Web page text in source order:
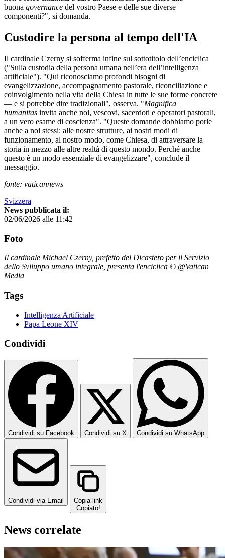
buona governance del vostro Paese e delle sue diverse
componenti?", si domanda.
Custodire la persona al tempo dell'IA
Il cardinale Czerny si sofferma infine sul sottotitolo dell’enciclica
("Sulla custodia della persona umana nell’era dell’intelligenza
artificiale"). "Qui riconosciamo profondi bisogni di
evangelizzazione, accompagnamento pastorale, riconciliazione e
coinvolgimento nella vita della Chiesa in tutte le sue forme concrete
— e si potrebbe dire tradizionali", osserva. "Magnifica
humanitas invita anche noi, vescovi, sacerdoti e operatori pastorali,
a un vero esame di coscienza". "Queste domande dobbiamo porle
anche a noi stessi: alle nostre strutture, ai nostri modi di
funzionamento, al nostro modo, come Chiesa, di attraversare la
storia in mezzo alle altre realtà di questo mondo. Perché anche
questo è un modo essenziale di evangelizzare", conclude il
messaggio.
fonte: vaticannews
Svizzera
News pubblicata il:
02/06/2026 alle 11:42
Foto
Il cardinale Michael Czerny, prefetto del Dicastero per il Servizio
dello Sviluppo umano integrale, presenta l'enciclica © @Vatican
Media
Tags
Intelligenza Artificiale
Papa Leone XIV
Condividi
Condividi su Facebook Condividi su X Condividi su WhatsApp
Condividi via Email
Copia link
Copiato!
News correlate